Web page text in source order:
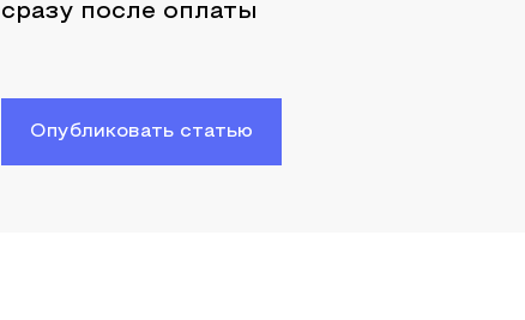
сразу после оплаты
Опубликовать статью